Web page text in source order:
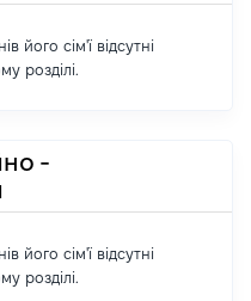
його сім'ї відсутні
розділі.
-
його сім'ї відсутні
розділі.